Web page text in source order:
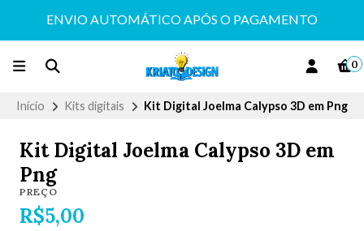
ENVIO AUTOMÁTICO APÓS O PAGAMENTO
0
Início Kits digitais Kit Digital Joelma Calypso 3D em Png
Kit Digital Joelma Calypso 3D em
Png
PREÇO
R$5,00